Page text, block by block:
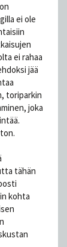
ei ole
ei rahaa
jää
toriparkin
joka
tähän
kohta